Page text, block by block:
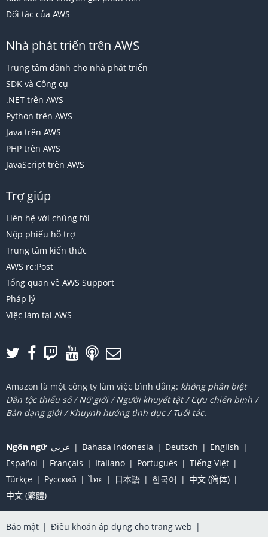
Đối tác của AWS
Nhà phát triển trên AWS
Trung tâm dành cho nhà phát triển
SDK và Công cụ
.NET trên AWS
Python trên AWS
Java trên AWS
PHP trên AWS
JavaScript trên AWS
Trợ giúp
Liên hệ với chúng tôi
Nộp phiếu hỗ trợ
Trung tâm kiến thức
AWS re:Post
Tổng quan về AWS Support
Pháp lý
Việc làm tại AWS
Amazon là một công ty làm việc bình đẳng: không phân biệt
Dân tộc thiểu số / Nữ giới / Người khuyết tật / Cựu chiến binh /
Bản dạng giới / Khuynh hướng tình dục / Tuổi tác.
Ngôn ngữ عربي Bahasa Indonesia Deutsch
English
Español
Français Italiano Português
Tiếng Việt
Türkçe
Ρусский ไทย 日本語 한국어
中文 (简体)
中文 (繁體)
Bảo mật | Điều khoản áp dụng cho trang web |